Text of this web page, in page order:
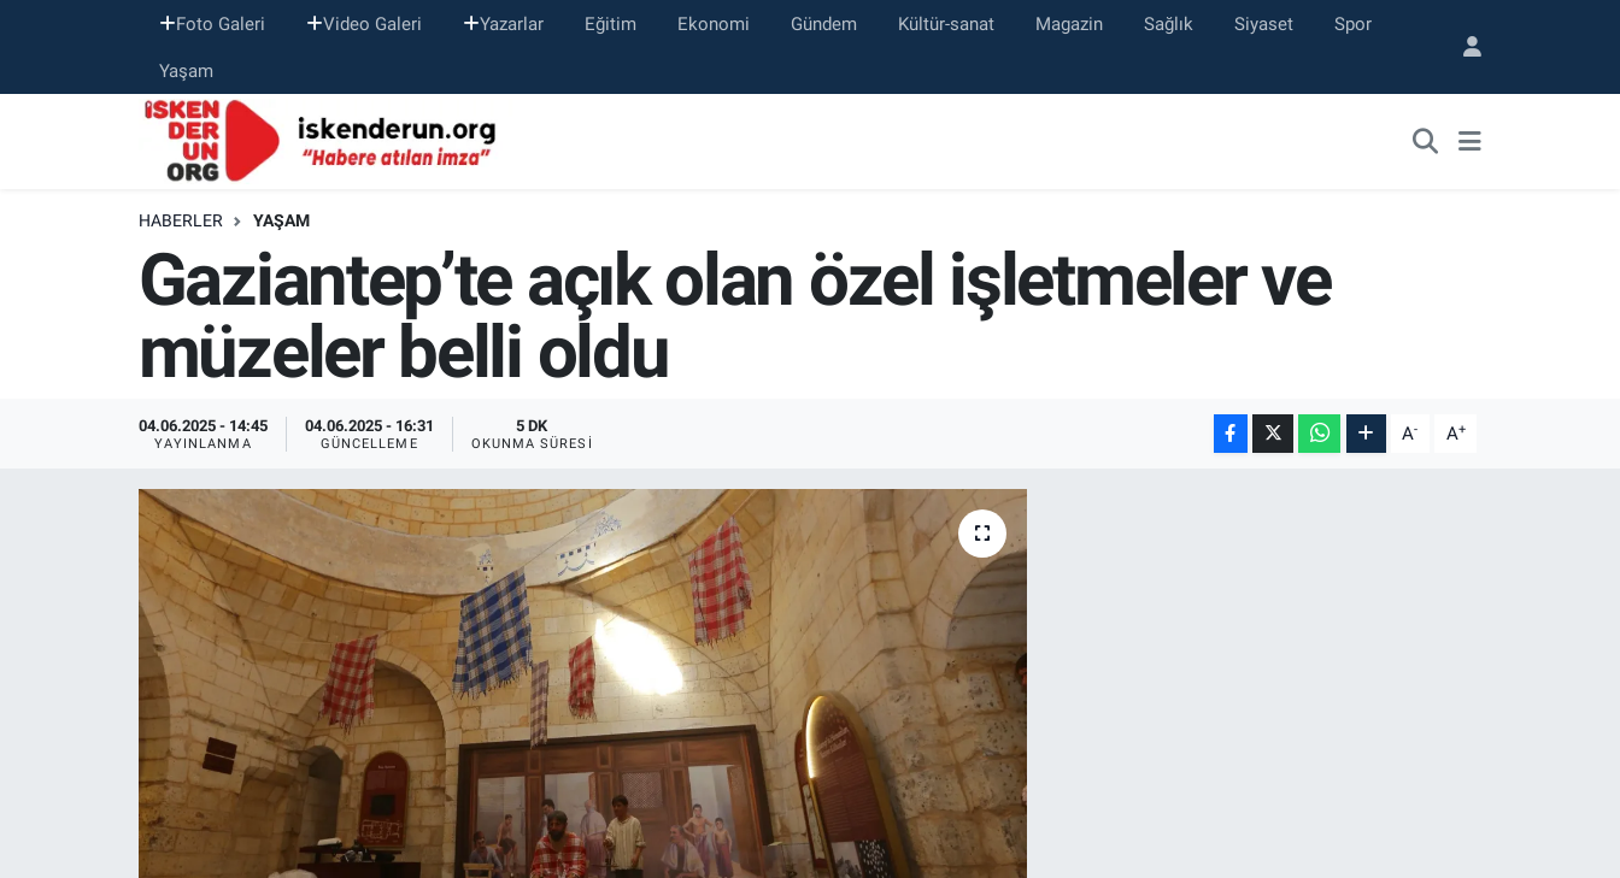
Foto Galeri Video Galeri Yazarlar Eğitim Ekonomi Gündem Kültür-sanat Magazin Sağlık Siyaset Spor
Yaşam
HABERLER YAŞAM
Gaziantep’te açık olan özel işletmeler ve
müzeler belli oldu
04.06.2025 - 14:45
YAYINLANMA
04.06.2025 - 16:31
GÜNCELLEME
5 DK
OKUNMA SÜRESI A- A+